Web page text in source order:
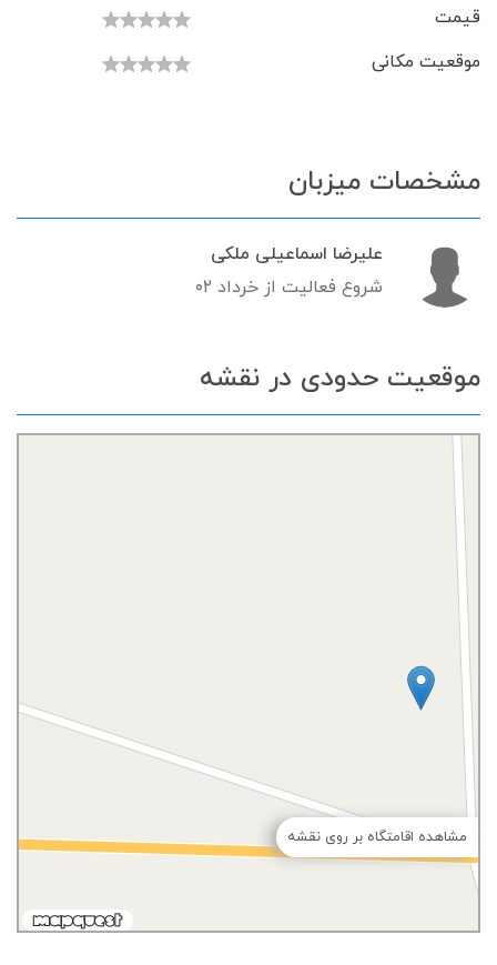
قیمت
موقعیت مکانی
مشخصات میزبان
علیرضا اسماعیلی ملکی
شروع فعالیت از خرداد ۰۲
موقعیت حدودی در نقشه
مشاهده اقامتگاه بر روی نقشه